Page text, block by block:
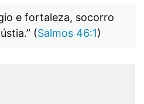
e fortaleza, socorro
(Salmos 46:1)